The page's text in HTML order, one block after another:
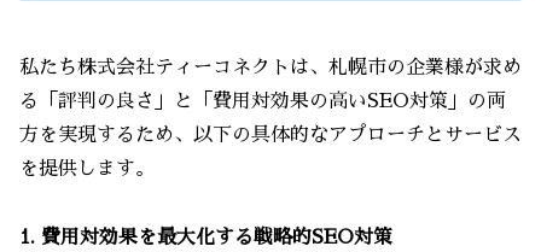
私たち株式会社ティーコネクトは、札幌市の企業様が求め
る「評判の良さ」と「費用対効果の高いSEO対策」の両
方を実現するため、以下の具体的なアプローチとサービス
を提供します。
1. 費用対効果を最大化する戦略的SEO対策